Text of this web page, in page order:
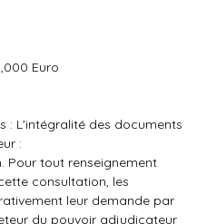
Euro
: L'intégralité des documents
:
. Pour tout renseignement
consultation, les
leur demande par
du pouvoir adjudicateur